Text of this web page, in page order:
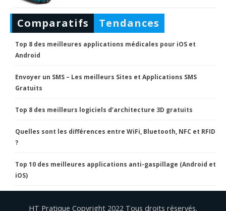
Comparatifs Tendances
Top 8 des meilleures applications médicales pour iOS et
Android
Envoyer un SMS – Les meilleurs Sites et Applications SMS
Gratuits
Top 8 des meilleurs logiciels d’architecture 3D gratuits
Quelles sont les différences entre WiFi, Bluetooth, NFC et RFID
?
Top 10 des meilleures applications anti-gaspillage (Android et
iOS)
HT Pratique Copyright 2022 Tous droits réservés.